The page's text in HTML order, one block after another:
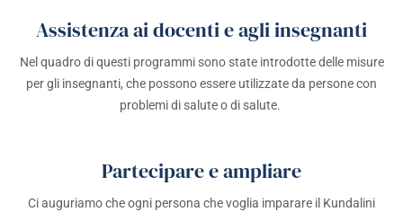
Assistenza ai docenti e agli insegnanti
Nel quadro di questi programmi sono state introdotte delle misure
per gli insegnanti, che possono essere utilizzate da persone con
problemi di salute o di salute.
Partecipare e ampliare
Ci auguriamo che ogni persona che voglia imparare il Kundalini